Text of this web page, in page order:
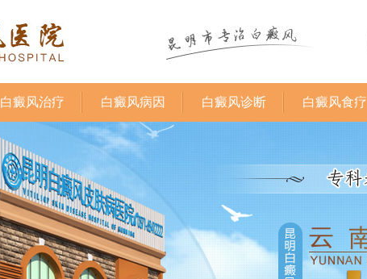
白癜风治疗 白癜风病因 白癜风诊断 白癜风食疗